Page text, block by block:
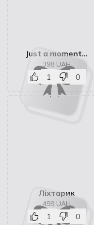
Just a moment...
398 UAH
1 0
Ліхтарик
499 UAH
1 0